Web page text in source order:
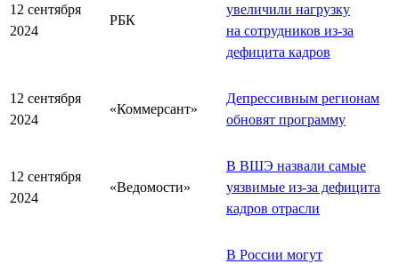
12 сентября
2024
РБК
увеличили нагрузку
на сотрудников из-за
дефицита кадров
12 сентября
2024
«Коммерсант»
Депрессивным регионам
обновят программу
12 сентября
2024
«Ведомости»
В ВШЭ назвали самые
уязвимые из-за дефицита
кадров отрасли
В России могут